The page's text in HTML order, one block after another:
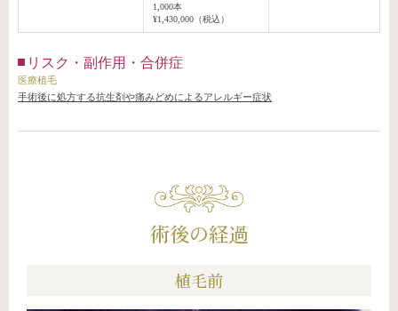
1,000本
¥1,430,000（税込）
リスク・副作用・合併症
医療植毛
手術後に処方する抗生剤や痛みどめによるアレルギー症状
術後の経過
植毛前